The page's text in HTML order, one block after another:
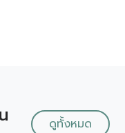
ดูทั้งหมด